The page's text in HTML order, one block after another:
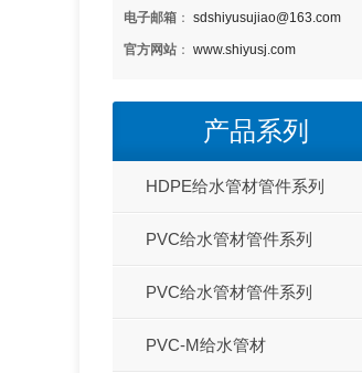
电子邮箱 ： sdshiyusujiao@163.com
官方网站 ： www.shiyusj.com
产品系列
HDPE给水管材管件系列
PVC给水管材管件系列
PVC给水管材管件系列
PVC-M给水管材